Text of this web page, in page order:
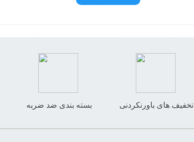
تخفیف های باورنکردنی بسته بندی ضد ضربه